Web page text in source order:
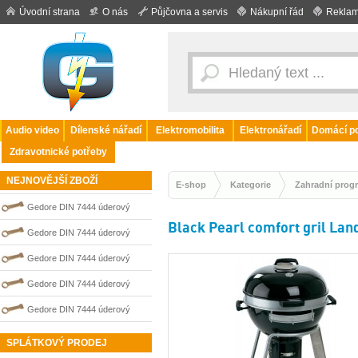
Úvodní strana O nás Půjčovna a servis Nákupní řád
Audio video Dílenské nářadí Elektromobilita Elektronářadí
Domácí
Zdravotnické potřeby
NEJNOVĚJŠÍ ZBOŽÍ
Gedore DIN 7444 úderový
nejiskřivý plochý (palcový) klíč
0100215S
Gedore DIN 7444 úderový
nejiskřivý plochý (palcový) klíč
0100216S
Gedore DIN 7444 úderový
nejiskřivý plochý (palcový) klíč
0100212S
Gedore DIN 7444 úderový
nejiskřivý plochý (palcový) klíč
0100213S
Gedore DIN 7444 úderový
nejiskřivý plochý (palcový) klíč
SPLÁTKOVÝ PRODEJ
E-shop Kategorie Zahradní
Black Pearl comfort gril